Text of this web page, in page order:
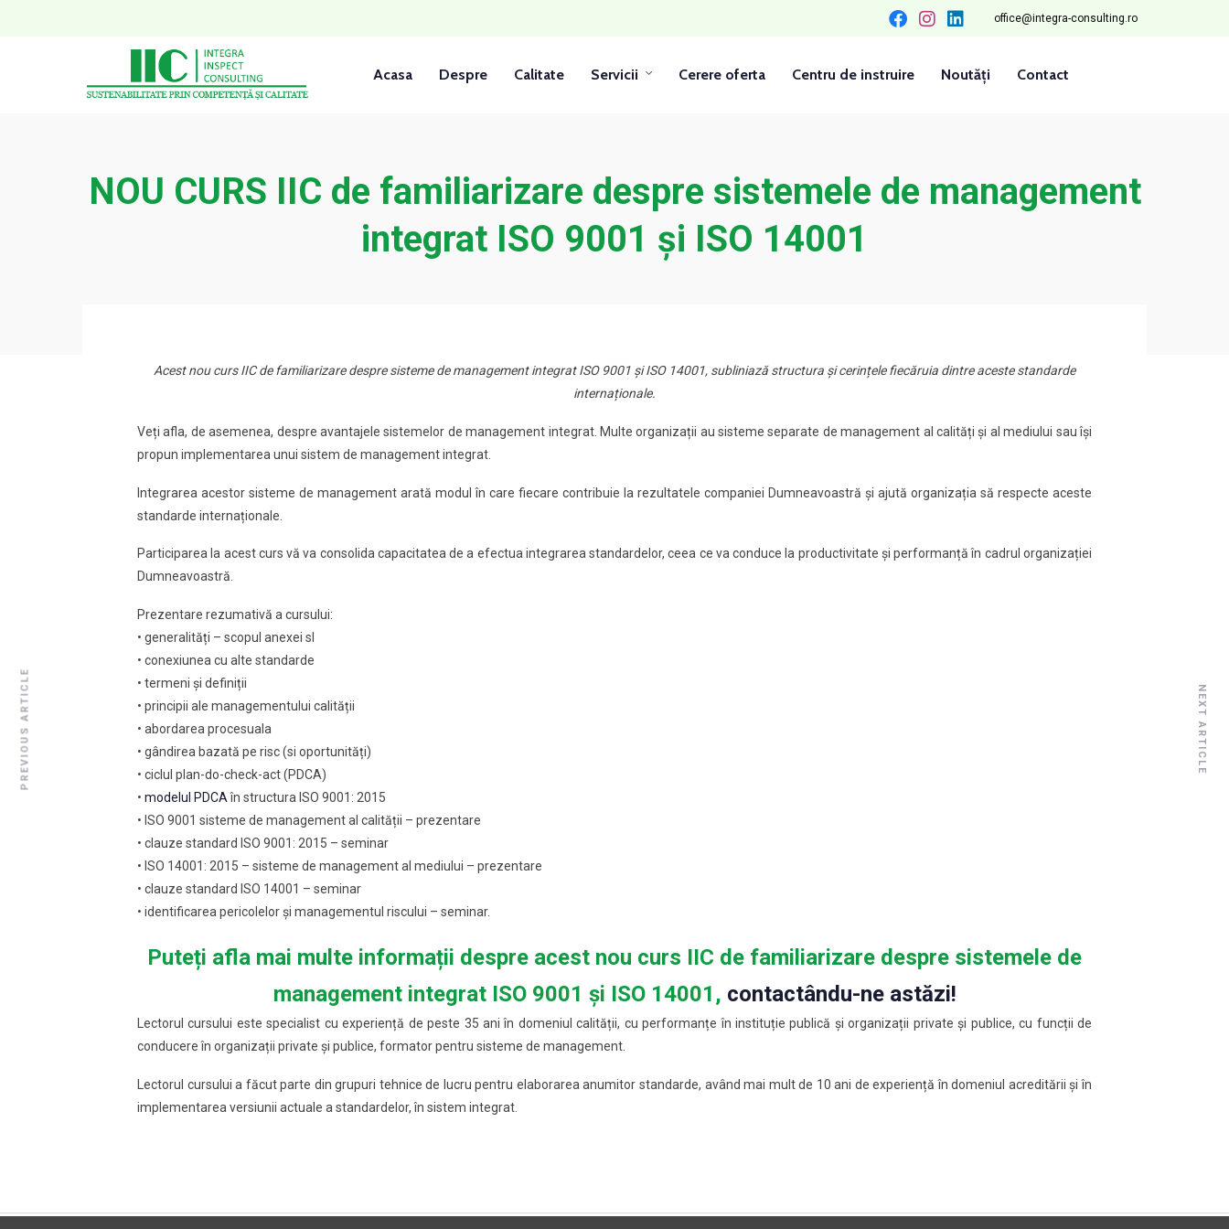
office@integra-consulting.ro
Acasa Despre Calitate Servicii Cerere oferta Centru de instruire Noutăți Contact
NOU CURS IIC de familiarizare despre sistemele de management
integrat ISO 9001 și ISO 14001
Acest nou curs IIC de familiarizare despre sisteme de management integrat ISO 9001 și ISO 14001, subliniază structura și cerințele fiecăruia dintre aceste standarde
internaționale.
Veți afla, de asemenea, despre avantajele sistemelor de management integrat. Multe organizații au sisteme separate de management al calități și al mediului sau își
propun implementarea unui sistem de management integrat.
Integrarea acestor sisteme de management arată modul în care fiecare contribuie la rezultatele companiei Dumneavoastră și ajută organizația să respecte aceste
standarde internaționale.
Participarea la acest curs vă va consolida capacitatea de a efectua integrarea standardelor, ceea ce va conduce la productivitate și performanță în cadrul organizației
Dumneavoastră.
Prezentare rezumativă a cursului:
• generalități – scopul anexei sl
• conexiunea cu alte standarde
• termeni și definiții
• principii ale managementului calității
• abordarea procesuala
• gândirea bazată pe risc (si oportunități)
• ciclul plan-do-check-act (PDCA)
• modelul PDCAîn structura ISO 9001: 2015
• ISO 9001 sisteme de management al calității – prezentare
• clauze standard ISO 9001: 2015 – seminar
• ISO 14001: 2015 – sisteme de management al mediului – prezentare
• clauze standard ISO 14001 – seminar
• identificarea pericolelor și managementul riscului – seminar.
Puteți afla mai multe informații despre acest nou curs IIC de familiarizare despre sistemele de
management integrat ISO 9001 și ISO 14001, contactându-ne astăzi!
Lectorul cursului este specialist cu experiență de peste 35 ani în domeniul calității, cu performanțe în instituție publică și organizații private și publice, cu funcții de
conducere în organizații private și publice, formator pentru sisteme de management.
Lectorul cursului a făcut parte din grupuri tehnice de lucru pentru elaborarea anumitor standarde, având mai mult de 10 ani de experiență în domeniul acreditării și în
implementarea versiunii actuale a standardelor, în sistem integrat.
PREVIOUS ARTICLE NEXT ARTICLE